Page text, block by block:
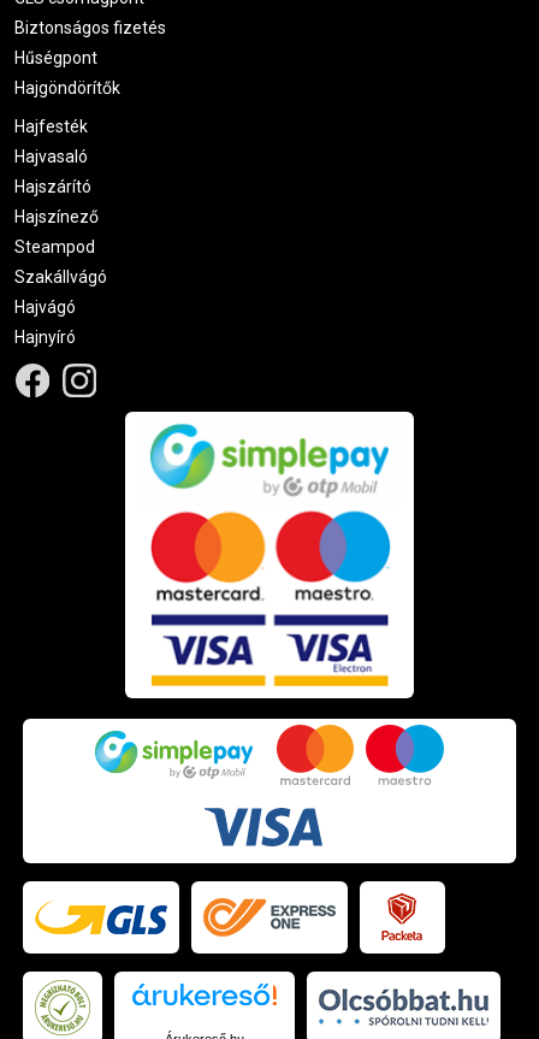
Biztonságos fizetés
Hűségpont
Hajgöndörítők
Hajfesték
Hajvasaló
Hajszárító
Hajszínező
Steampod
Szakállvágó
Hajvágó
Hajnyíró